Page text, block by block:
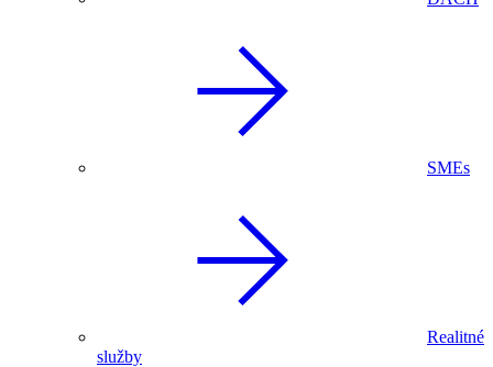
SMEs
Realitné
služby